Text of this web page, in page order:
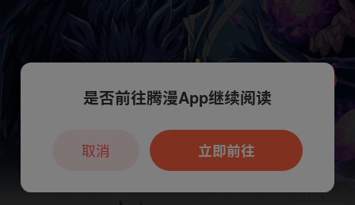
本章节仅支持App阅读，可打开App新用
户7天免费看
是否前往腾漫App继续阅读
立即前往
取消